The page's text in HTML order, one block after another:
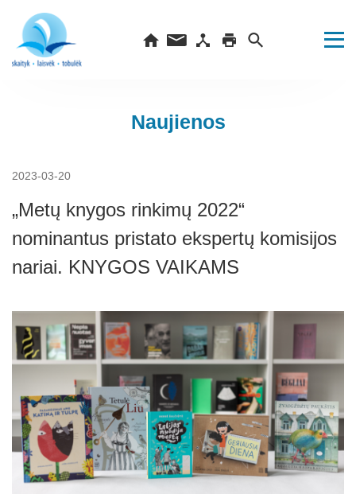
Naujienos
2023-03-20
„Metų knygos rinkimų 2022“
nominantus pristato ekspertų komisijos
nariai. KNYGOS VAIKAMS